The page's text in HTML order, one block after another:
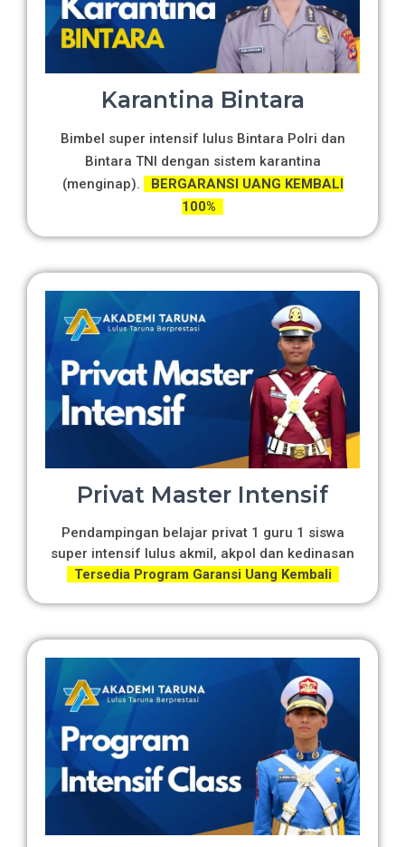
Karantina Bintara
Bimbel super intensif lulus Bintara Polri dan
Bintara TNI dengan sistem karantina
(menginap).
BERGARANSI UANG KEMBALI
100%
Privat Master Intensif
Pendampingan belajar privat 1 guru 1 siswa
super intensif lulus akmil, akpol dan kedinasan
Tersedia Program Garansi Uang Kembali